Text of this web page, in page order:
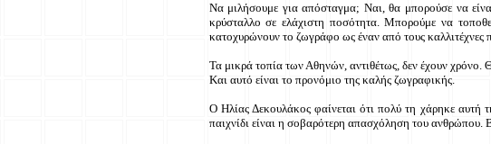
Να μιλήσουμε για απόσταγμα; Ναι, θα μπορούσε να
κρύσταλλο σε ελάχιστη ποσότητα. Μπορούμε να
κατοχυρώνουν το ζωγράφο ως έναν από τους
Τα μικρά τοπία των Αθηνών, αντιθέτως, δεν έχουν χρόνο.
Και αυτό είναι το προνόμιο της καλής ζωγραφικής.
Ο Ηλίας Δεκουλάκος φαίνεται ότι πολύ τη χάρηκε αυτή
παιχνίδι είναι η σοβαρότερη απασχόληση του